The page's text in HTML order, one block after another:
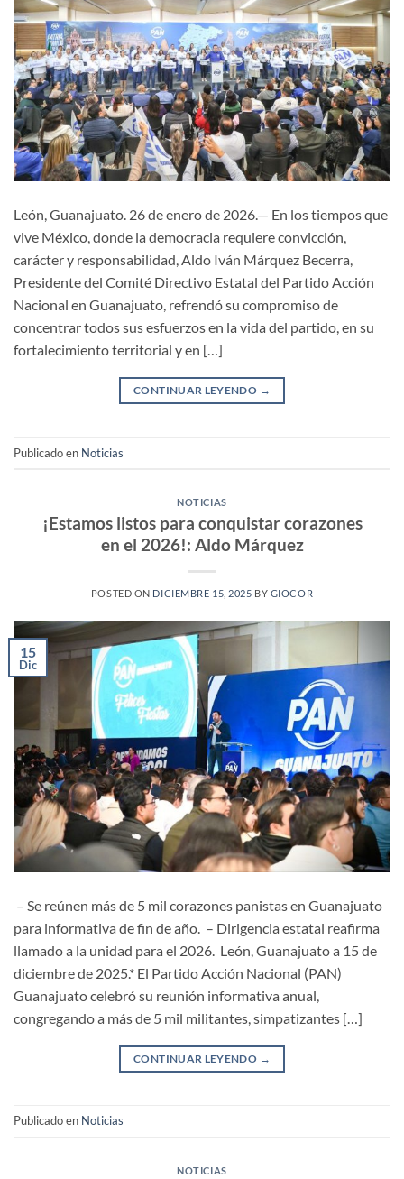
León, Guanajuato. 26 de enero de 2026.— En los tiempos que
vive México, donde la democracia requiere convicción,
carácter y responsabilidad, Aldo Iván Márquez Becerra,
Presidente del Comité Directivo Estatal del Partido Acción
Nacional en Guanajuato, refrendó su compromiso de
concentrar todos sus esfuerzos en la vida del partido, en su
fortalecimiento territorial y en […]
CONTINUAR LEYENDO →
Publicado en Noticias
NOTICIAS
¡Estamos listos para conquistar corazones
en el 2026!: Aldo Márquez
POSTED ON DICIEMBRE 15, 2025 BY GIOCOR
15
Dic
– Se reúnen más de 5 mil corazones panistas en Guanajuato
para informativa de fin de año. – Dirigencia estatal reafirma
llamado a la unidad para el 2026. León, Guanajuato a 15 de
diciembre de 2025.* El Partido Acción Nacional (PAN)
Guanajuato celebró su reunión informativa anual,
congregando a más de 5 mil militantes, simpatizantes […]
CONTINUAR LEYENDO →
Publicado en Noticias
NOTICIAS